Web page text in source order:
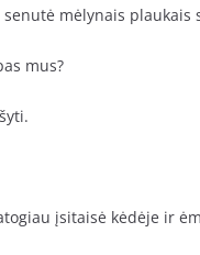
mėlynais plaukais
mus?
įsitaisė kėdėje ir